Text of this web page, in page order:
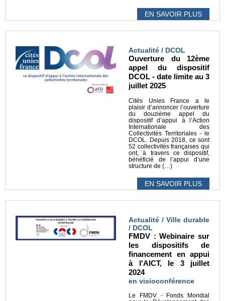
EN SAVOIR PLUS
Actualité / DCOL
Ouverture du 12ème
appel du dispositif
DCOL - date limite au 3
juillet 2025
Cités Unies France a le
plaisir d’annoncer l’ouverture
du douzième appel du
dispositif d’appui à l’Action
Internationale des
Collectivités Territoriales - le
DCOL. Depuis 2018, ce sont
52 collectivités françaises qui
ont, à travers ce dispositif,
bénéficié de l’appui d’une
structure de (…)
EN SAVOIR PLUS
Actualité / Ville durable
/ DCOL
FMDV : Webinaire sur
les dispositifs de
financement en appui
à l'AICT, le 3 juillet
2024
en visioconférence
Le FMDV - Fonds Mondial